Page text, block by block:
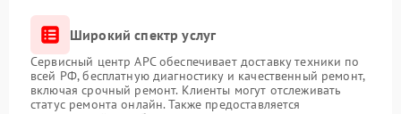
Широкий спектр услуг
Сервисный центр APC обеспечивает доставку техники по
всей РФ, бесплатную диагностику и качественный ремонт,
включая срочный ремонт. Клиенты могут отслеживать
статус ремонта онлайн. Также предоставляется